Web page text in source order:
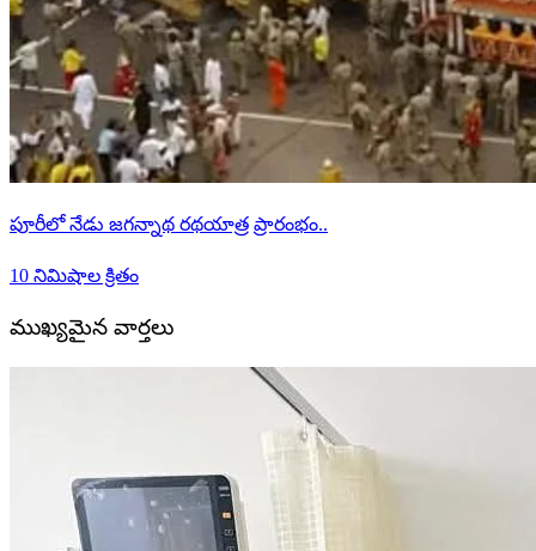
పూరీలో నేడు జగన్నాథ రథయాత్ర ప్రారంభం..
10 నిమిషాల క్రితం
ముఖ్యమైన వార్తలు